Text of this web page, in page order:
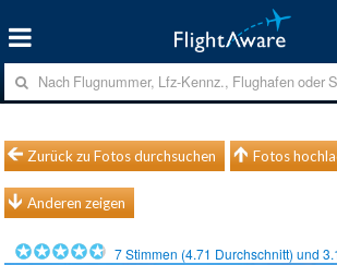
Zurück zu Fotos durchsuchen Fotos
Anderen zeigen
7Stimmen (4.71 Durchschnitt) und